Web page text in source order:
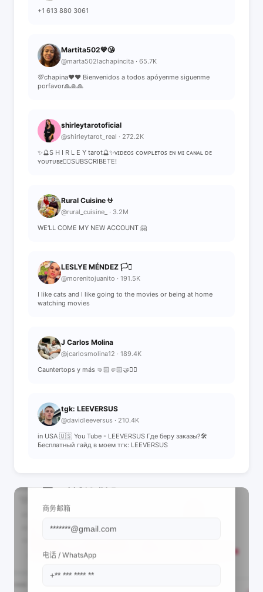
+1 613 880 3061
Martita502💙😘
@marta502lachapincita · 65.7K
💯chapina❤️❤️ Bienvenidos a todos apóyenme siguenme
porfavor🙏🙏🙏
shirleytarotoficial
@shirleytarot_real · 272.2K
✨🔮S H I R L E Y tarot🔮✨ᴠɪᴅᴇᴏꜱ ᴄᴏᴍᴘʟᴇᴛᴏꜱ ᴇɴ ᴍɪ ᴄᴀɴᴀʟ ᴅᴇ
ʏᴏᴜᴛᴜʙᴇ👇🏼SUBSCRIBETE!
Rural Cuisine ⛎
@rural_cuisine_ · 3.2M
WE'LL COME MY NEW ACCOUNT 🤗
LESLYE MÉNDEZ 🏳️‍⚧️
@morenitojuanito · 191.5K
I like cats and I like going to the movies or being at home
watching movies
J Carlos Molina
@jcarlosmolina12 · 189.4K
Cauntertops y más 🤜🏻🤛🏻🤝✌🏻
tgk: LEEVERSUS
@davidleeversus · 210.4K
in USA 🇺🇸 You Tube - LEEVERSUS Где беру заказы?🛠️
Бесплатный гайд в моем тгк: LEEVERSUS
商务邮箱
电话 / WhatsApp